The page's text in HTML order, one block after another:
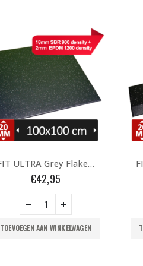
FIT ULTRA Grey Flakes RAMP 50x2cm
€9,95
TOEVOEGEN AAN WINKELWAGEN